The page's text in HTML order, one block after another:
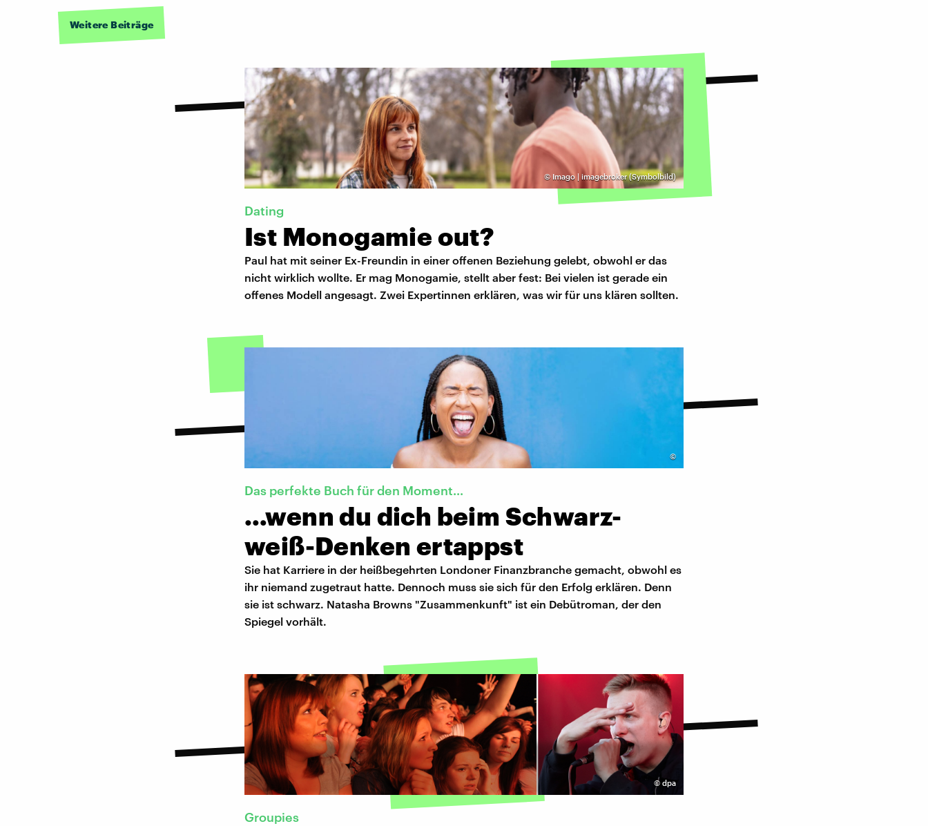
Weitere Beiträge
© Imago | imagebroker (Symbolbild)
Dating
Ist Monogamie out?
Paul hat mit seiner Ex-Freundin in einer offenen Beziehung gelebt, obwohl er das
nicht wirklich wollte. Er mag Monogamie, stellt aber fest: Bei vielen ist gerade ein
offenes Modell angesagt. Zwei Expertinnen erklären, was wir für uns klären sollten.
©
Das perfekte Buch für den Moment...
…wenn du dich beim Schwarz-
weiß-Denken ertappst
Sie hat Karriere in der heißbegehrten Londoner Finanzbranche gemacht, obwohl es
ihr niemand zugetraut hatte. Dennoch muss sie sich für den Erfolg erklären. Denn
sie ist schwarz. Natasha Browns "Zusammenkunft" ist ein Debütroman, der den
Spiegel vorhält.
© dpa
Groupies